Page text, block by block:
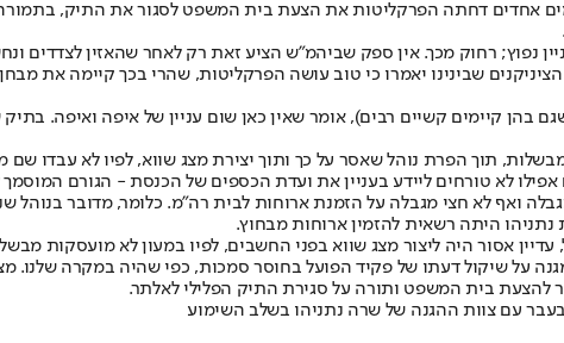
אחדים דחתה הפרקליטות את הצעת בית המשפט לסגור את התיק,
נפוץ; רחוק מכך. אין ספק שביהמ"ש הציע זאת רק לאחר שהאזין לצדדים
שבינינו יאמרו כי טוב עושה הפרקליטות, שהרי בכך קיימה את
בהן קיימים קשיים רבים), אומר שאין כאן שום עניין של איפה ואיפה.
תוך הפרת נוהל שאסר על כך ותוך יצירת מצג שווא, לפיו לא עבדו שם
לא טורחים ליידע בעניין את ועדת הכספים של הכנסת - הגורם
ואף לא חצי מגבלה על הזמנת ארוחות לבית רה"מ. כלומר, מדובר בנוהל
נתניהו היתה רשאית להזמין ארוחות מבחוץ.
אסור היה ליצור מצג שווא בפני החשבים, לפיו במעון לא מועסקות
על שיקול דעתו של פקיד הפועל בחוסר סמכות, כפי שהיה במקרה שלנו.
להצעת בית המשפט ותורה על סגירת התיק הפלילי לאלתר.
עם צוות ההגנה של שרה נתניהו בשלב השימוע